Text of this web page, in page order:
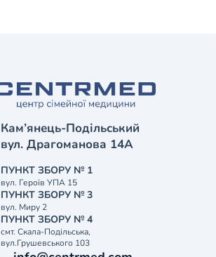
Кам’янець-Подільський
вул. Драгоманова 14А
ПУНКТ ЗБОРУ № 1
вул. Героїв УПА 15
ПУНКТ ЗБОРУ № 3
вул. Миру 2
ПУНКТ ЗБОРУ № 4
смт. Скала-Подільська,
вул.Грушевського 103